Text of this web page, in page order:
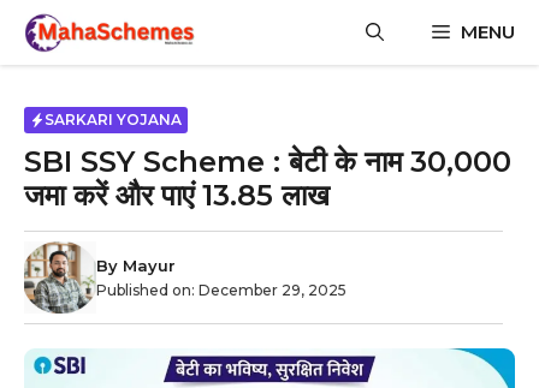
Skip
content
MENU
SARKARI YOJANA
SBI SSY Scheme : बेटी के नाम ₹30,000
जमा करें और पाएं ₹13.85 लाख
By Mayur
Published on: December 29, 2025